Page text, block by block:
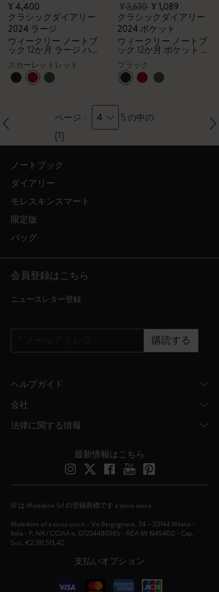
¥ 4,400
クラシックダイアリー
2024 ラージ
ウィークリー ノートブ
ック 12か月 ラージ ハー
ドカバー（スカーレッ
トレッド）
スカーレットレッド
¥ 3,630¥ 1,089
クラシックダイアリー
2024 ポケット
ウィークリー ノートブ
ック 12か月 ポケット ソ
フトカバー（ブラッ
ク）
ブラック
ページ： 4
5 の中の
{1}
ノートブック
ダイアリー
モレスキンスマート
限定版
バッグ
会員登録はこちら
ニュースレター登録
購読する
ヘルプガイド
会社
法律に関する情報
最新情報はこちら
支払いオプション
© は Moleskine Srl の登録商標です a socio unico
Moleskine srl a socio unico - Via Bergognone, 34 – 20144 Milano -
Italia - P. IVA / CCIAA n. 07234480965 - REA MI 1945400 - Cap.
Soc. €2.181.513,42